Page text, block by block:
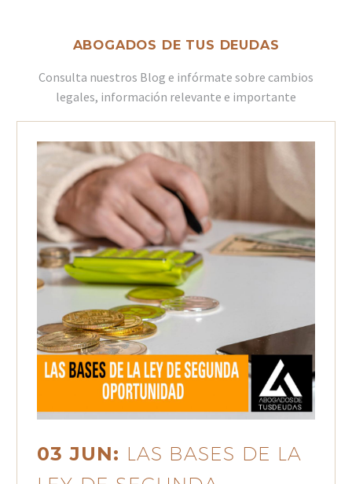
ABOGADOS DE TUS DEUDAS
Consulta nuestros Blog e infórmate sobre cambios
legales, información relevante e importante
03 JUN: LAS BASES DE LA